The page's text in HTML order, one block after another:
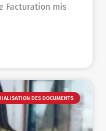
Facturation mis
DES DOCUMENTS